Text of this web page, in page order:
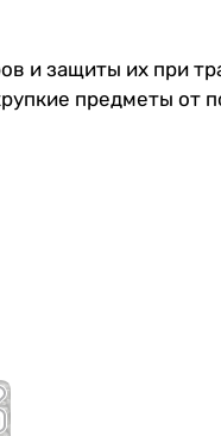
и защиты их при
предметы от